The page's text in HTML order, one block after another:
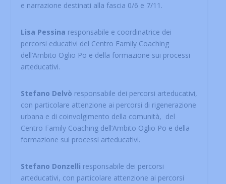
e narrazione destinati alla fascia 0/6 e 7/11.
Lisa Pessina responsabile e coordinatrice dei
percorsi educativi del Centro Family Coaching
dell’Ambito Oglio Po e della formazione sui processi
arteducativi.
Stefano Delvò responsabile dei percorsi arteducativi,
con particolare attenzione ai percorsi di rigenerazione
urbana e di coinvolgimento della comunità, del
Centro Family Coaching dell’Ambito Oglio Po e della
formazione sui processi arteducativi.
Stefano Donzelli responsabile dei percorsi
arteducativi, con particolare attenzione ai percorsi